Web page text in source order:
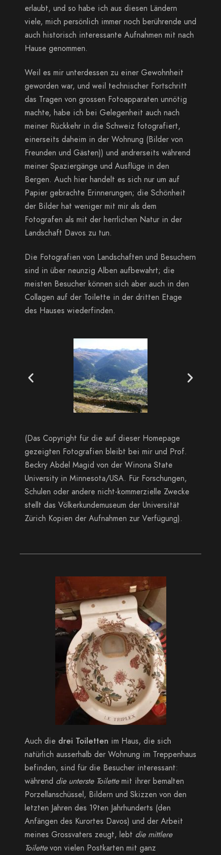
erlaubt, und so habe ich aus diesen Ländern
viele, mich persönlich immer noch berührende und
auch historisch interessante Aufnahmen mit nach
Hause genommen.
Weil es mir unterdessen zu einer Gewohnheit
geworden war, und weil technischer Fortschritt
das Tragen von grossen Fotoapparaten unnötig
machte, habe ich bei Gelegenheit auch nach
meiner Rückkehr in die Schweiz fotografiert,
einerseits daheim in der Wohnung (Bilder von
Freunden und Gästen)) und andrerseits während
meiner Spaziergänge und Ausflüge in den
Bergen. Auch hier handelt es sich nur um auf
Papier gebrachte Erinnerungen; die Schönheit
der Bilder hat weniger mit mir als dem
Fotografen als mit der herrlichen Natur in der
Landschaft Davos zu tun.
Die Fotografien von Landschaften und Besuchern
sind in über neunzig Alben aufbewahrt; die
meisten Besucher können sich aber auch in den
Collagen auf der Toilette in der dritten Etage
des Hauses wiederfinden.
(Das Copyright für die auf dieser Homepage
gezeigten Fotografien bleibt bei mir und Prof.
Beckry Abdel Magid von der Winona State
University in Minnesota/USA. Für Forschungen,
Schulen oder andere nicht-kommerzielle Zwecke
stellt das Völkerkundemuseum der Universität
Zürich Kopien der Aufnahmen zur Verfügung).
Auch die drei Toiletten im Haus, die sich
natürlich ausserhalb der Wohnung im Treppenhaus
befinden, sind für die Besucher interessant:
während die unterste Toilettemit ihrer bemalten
Porzellanschüssel, Bildern und Skizzen von den
letzten Jahren des 19ten Jahrhunderts (den
Anfängen des Kurortes Davos) und der Arbeit
meines Grossvaters zeugt, lebt die mittlere
Toilettevon vielen Postkarten mit ganz